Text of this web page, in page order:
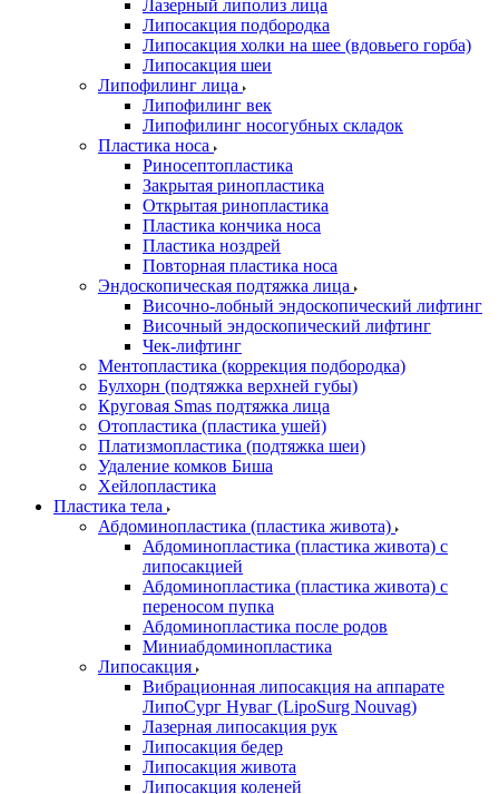
Лазерный липолиз лица
Липосакция подбородка
Липосакция холки на шее (вдовьего горба)
Липосакция шеи
Липофилинг лица
Липофилинг век
Липофилинг носогубных складок
Пластика носа
Риносептопластика
Закрытая ринопластика
Открытая ринопластика
Пластика кончика носа
Пластика ноздрей
Повторная пластика носа
Эндоскопическая подтяжка лица
Височно-лобный эндоскопический лифтинг
Височный эндоскопический лифтинг
Чек-лифтинг
Ментопластика (коррекция подбородка)
Булхорн (подтяжка верхней губы)
Круговая Smas подтяжка лица
Отопластика (пластика ушей)
Платизмопластика (подтяжка шеи)
Удаление комков Биша
Хейлопластика
Пластика тела
Абдоминопластика (пластика живота)
Абдоминопластика (пластика живота) с
липосакцией
Абдоминопластика (пластика живота) с
переносом пупка
Абдоминопластика после родов
Миниабдоминопластика
Липосакция
Вибрационная липосакция на аппарате
ЛипоСург Нуваг (LipoSurg Nouvag)
Лазерная липосакция рук
Липосакция бедер
Липосакция живота
Липосакция коленей